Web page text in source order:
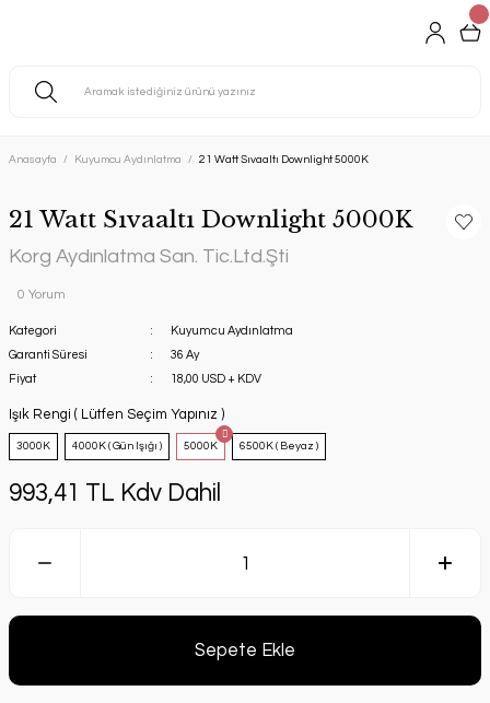
Anasayfa Kuyumcu Aydınlatma 21 Watt Sıvaaltı Downlight 5000K
21 Watt Sıvaaltı Downlight 5000K
Korg Aydınlatma San. Tic.Ltd.Şti
0 Yorum
Kategori
Kuyumcu Aydınlatma
Garanti Süresi
36 Ay
Fiyat
18,00 USD + KDV
Işık Rengi ( Lütfen Seçim Yapınız )
3000K 4000K ( Gün Işığı ) 5000K 6500K ( Beyaz )
993,41 TL Kdv Dahil
Sepete Ekle